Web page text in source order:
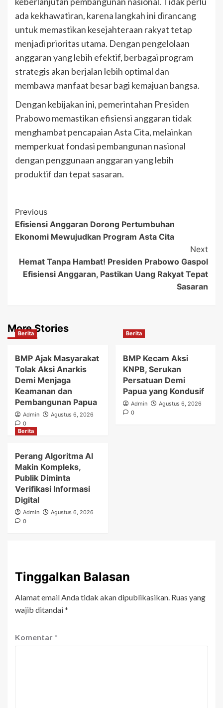
ada kekhawatiran, karena langkah ini dirancang
untuk memastikan kesejahteraan rakyat tetap
menjadi prioritas utama. Dengan pengelolaan
anggaran yang lebih efektif, berbagai program
strategis akan berjalan lebih optimal dan
membawa manfaat besar bagi kemajuan bangsa.
Dengan kebijakan ini, pemerintahan Presiden
Prabowo memastikan efisiensi anggaran tidak
menghambat pencapaian Asta Cita, melainkan
memperkuat fondasi pembangunan nasional
dengan penggunaan anggaran yang lebih
produktif dan tepat sasaran.
Post
Navigation
Previous
Efisiensi Anggaran Dorong Pertumbuhan
Ekonomi Mewujudkan Program Asta Cita
Next
Hemat Tanpa Hambat! Presiden Prabowo Gaspol
Efisiensi Anggaran, Pastikan Uang Rakyat Tepat
Sasaran
More Stories
Berita
BMP Ajak Masyarakat
Tolak Aksi Anarkis
Demi Menjaga
Keamanan dan
Pembangunan Papua
Admin
Agustus 6, 2026
0
Berita
BMP Kecam Aksi
KNPB, Serukan
Persatuan Demi
Papua yang Kondusif
Admin
Agustus 6, 2026
0
Berita
Perang Algoritma AI
Makin Kompleks,
Publik Diminta
Verifikasi Informasi
Digital
Admin
Agustus 6, 2026
0
Tinggalkan Balasan
Alamat email Anda tidak akan dipublikasikan. Ruas yang
wajib ditandai*
Komentar *